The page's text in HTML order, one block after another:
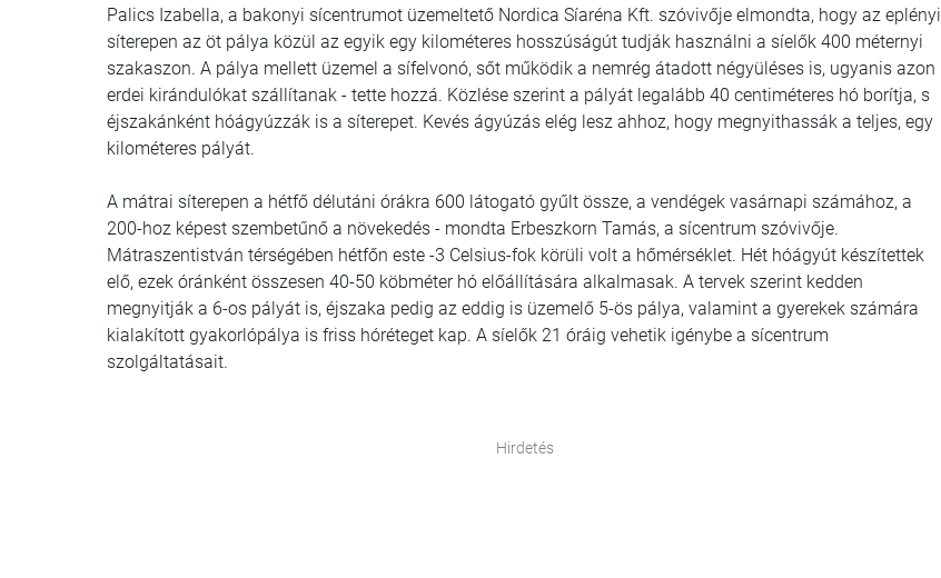
Palics Izabella, a bakonyi sícentrumot üzemeltető Nordica Síaréna Kft. szóvivője elmondta, hogy az eplényi
síterepen az öt pálya közül az egyik egy kilométeres hosszúságút tudják használni a síelők 400 méternyi
szakaszon. A pálya mellett üzemel a sífelvonó, sőt működik a nemrég átadott négyüléses is, ugyanis azon
erdei kirándulókat szállítanak - tette hozzá. Közlése szerint a pályát legalább 40 centiméteres hó borítja, s
éjszakánként hóágyúzzák is a síterepet. Kevés ágyúzás elég lesz ahhoz, hogy megnyithassák a teljes, egy
kilométeres pályát.
A mátrai síterepen a hétfő délutáni órákra 600 látogató gyűlt össze, a vendégek vasárnapi számához, a
200-hoz képest szembetűnő a növekedés - mondta Erbeszkorn Tamás, a sícentrum szóvivője.
Mátraszentistván térségében hétfőn este -3 Celsius-fok körüli volt a hőmérséklet. Hét hóágyút készítettek
elő, ezek óránként összesen 40-50 köbméter hó előállítására alkalmasak. A tervek szerint kedden
megnyitják a 6-os pályát is, éjszaka pedig az eddig is üzemelő 5-ös pálya, valamint a gyerekek számára
kialakított gyakorlópálya is friss hóréteget kap. A síelők 21 óráig vehetik igénybe a sícentrum
szolgáltatásait.
Hirdetés